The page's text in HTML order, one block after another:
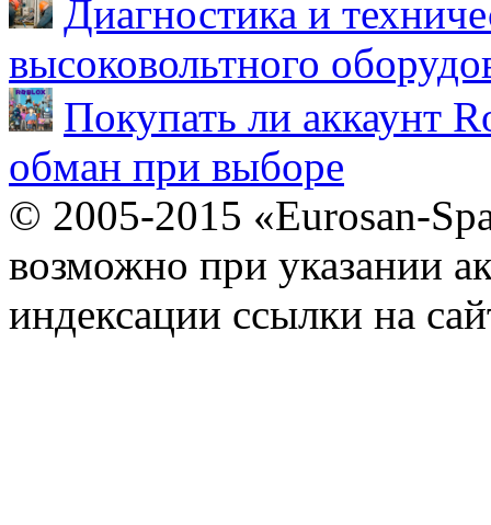
Диагностика и
высоковольтного
Покупать ли аккаунт
обман при выборе
© 2005-2015 «Eurosan-
возможно при указании
индексации ссылки на